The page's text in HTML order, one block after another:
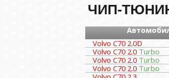
ЧИП-
Volvo C70 2.0D
Volvo C70 2.0 Turbo
Volvo C70 2.0 Turbo
Volvo C70 2.0 Turbo